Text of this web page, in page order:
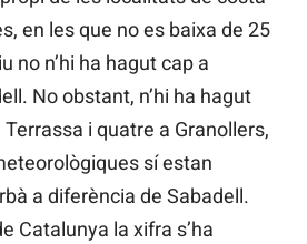
en les que no es baixa de 25
no n’hi ha hagut cap a
No obstant, n’hi ha hagut
i quatre a Granollers,
sí estan
a diferència de Sabadell.
Catalunya la xifra s’ha